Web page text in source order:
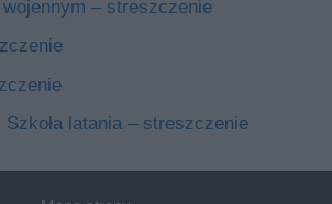
– streszczenie
latania – streszczenie